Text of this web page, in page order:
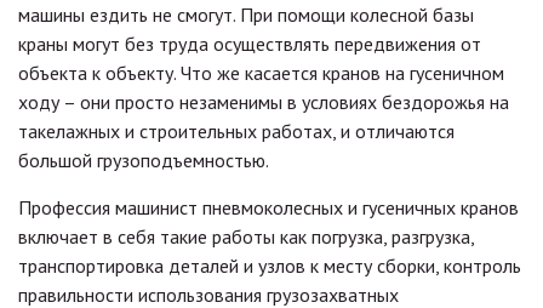
машины ездить не смогут. При помощи колесной базы
краны могут без труда осуществлять передвижения от
объекта к объекту. Что же касается кранов на гусеничном
ходу – они просто незаменимы в условиях бездорожья на
такелажных и строительных работах, и отличаются
большой грузоподъемностью.
Профессия машинист пневмоколесных и гусеничных кранов
включает в себя такие работы как погрузка, разгрузка,
транспортировка деталей и узлов к месту сборки, контроль
правильности использования грузозахватных